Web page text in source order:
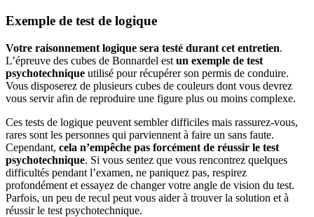
Exemple de test de logique
Votre raisonnement logique sera testé durant cet entretien.
L’épreuve des cubes de Bonnardel est un exemple de test
psychotechnique utilisé pour récupérer son permis de conduire.
Vous disposerez de plusieurs cubes de couleurs dont vous devrez
vous servir afin de reproduire une figure plus ou moins complexe.
Ces tests de logique peuvent sembler difficiles mais rassurez-vous,
rares sont les personnes qui parviennent à faire un sans faute.
Cependant, cela n’empêche pas forcément de réussir le test
psychotechnique. Si vous sentez que vous rencontrez quelques
difficultés pendant l’examen, ne paniquez pas, respirez
profondément et essayez de changer votre angle de vision du test.
Parfois, un peu de recul peut vous aider à trouver la solution et à
réussir le test psychotechnique.